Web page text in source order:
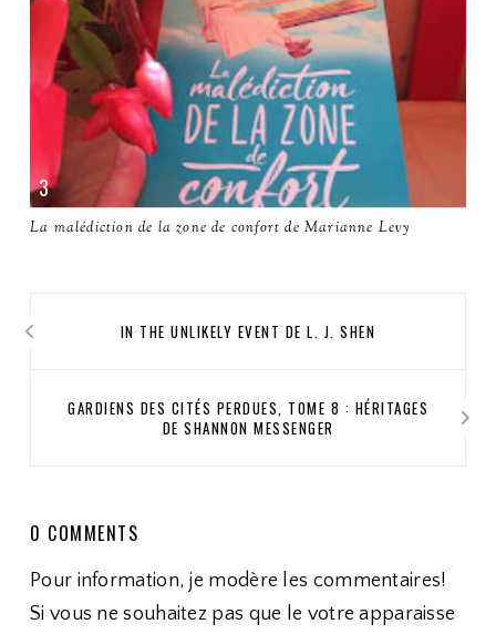
La malédiction de la zone de confort de Marianne Levy
IN THE UNLIKELY EVENT DE L. J. SHEN
GARDIENS DES CITÉS PERDUES, TOME 8 : HÉRITAGES
DE SHANNON MESSENGER
0 COMMENTS
Pour information, je modère les commentaires!
Si vous ne souhaitez pas que le votre apparaisse